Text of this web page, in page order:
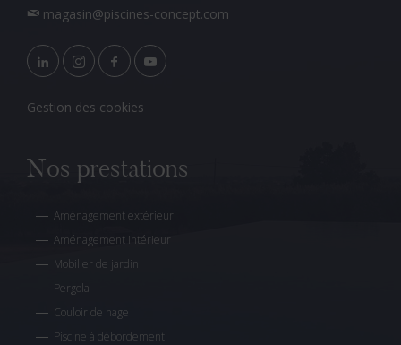
magasin@piscines-concept.com
Gestion des cookies
Nos prestations
Aménagement extérieur
Aménagement intérieur
Mobilier de jardin
Pergola
Couloir de nage
Piscine à débordement